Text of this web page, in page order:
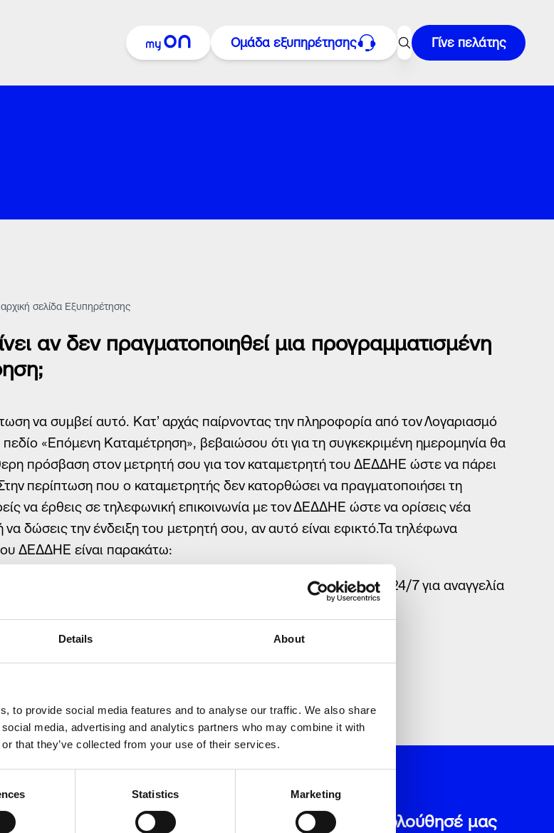
Details About
to provide social media features and to analyse our traffic. We also share
media, advertising and analytics partners who may combine it with
that they’ve collected from your use of their services.
Statistics Marketing
Ομάδα εξυπηρέτησης
Δευτέρα έως Σάββατο: 08:00–22:00
Τρόποι Επικοινωνίας
Χρήσιμα links
Δίκτυο καταστημάτων
Σημεία Πληρωμής λογαριασμών
Πείτε μας την άποψή σας
Γίνε πελάτης
σελίδα Eξυπηρέτησης
αν δεν πραγματοποιηθεί μια προγραμματισμένη
να συμβεί αυτό. Κατ’ αρχάς παίρνοντας την πληροφορία από τον Λογαριασμό
«Επόμενη Καταμέτρηση», βεβαιώσου ότι για τη συγκεκριμένη ημερομηνία θα
πρόσβαση στον μετρητή σου για τον καταμετρητή του ΔΕΔΔΗΕ ώστε να πάρει
Στην περίπτωση που ο καταμετρητής δεν κατορθώσει να πραγματοποιήσει τη
να έρθεις σε τηλεφωνική επικοινωνία με τον ΔΕΔΔΗΕ ώστε να ορίσεις νέα
δώσεις την ένδειξη του μετρητή σου, αν αυτό είναι εφικτό.Τα τηλέφωνα
ΔΕΔΔΗΕ είναι παρακάτω:
Δωρεάν τηλεφωνική γραμμή εξυπηρέτησης πελατών, διαθέσιμη 24/7 για αναγγελία
αριθμός με αστική χρέωση
Φόρμα εκδήλωσης ενδιαφέροντος
Email
Ακολούθησέ μας